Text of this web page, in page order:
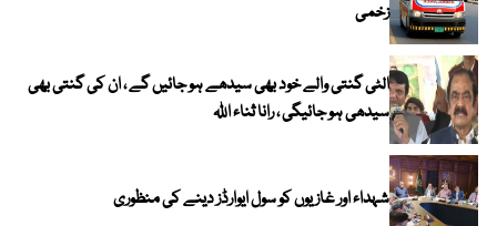
زخمی
الٹی گنتی والے خود بھی سیدھے ہو جائیں گے ، ان کی گنتی بھی
سیدھی ہو جائیگی ، رانا ثناء اللہ
شہداء اور غازیوں کو سول ایوارڈز دینے کی منظوری